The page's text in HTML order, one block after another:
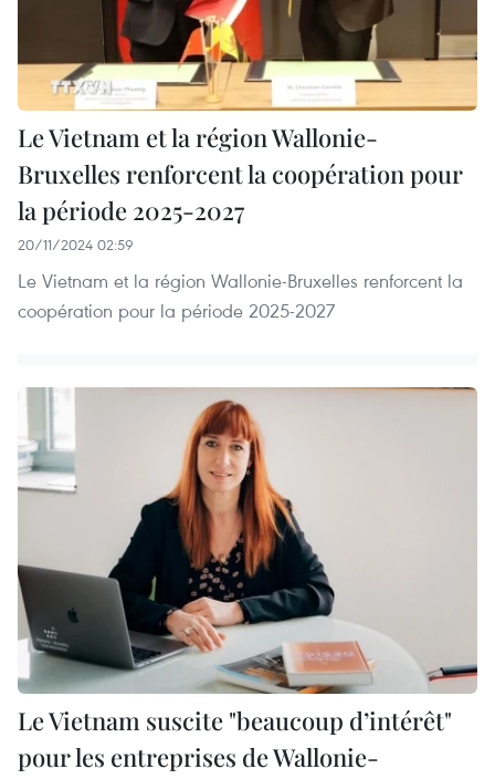
Le Vietnam et la région Wallonie-
Bruxelles renforcent la coopération pour
la période 2025-2027
20/11/2024 02:59
Le Vietnam et la région Wallonie-Bruxelles renforcent la
coopération pour la période 2025-2027
Le Vietnam suscite "beaucoup d’intérêt"
pour les entreprises de Wallonie-